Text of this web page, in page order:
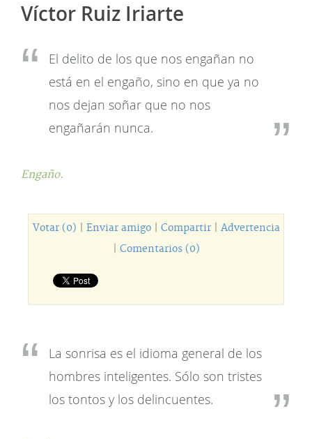
Víctor Ruiz Iriarte
El delito de los que nos engañan no
está en el engaño, sino en que ya no
nos dejan soñar que no nos
engañarán nunca.
Engaño.
Votar (0) Enviar amigo| Compartir| Advertencia
Comentarios (0)
La sonrisa es el idioma general de los
hombres inteligentes. Sólo son tristes
los tontos y los delincuentes.